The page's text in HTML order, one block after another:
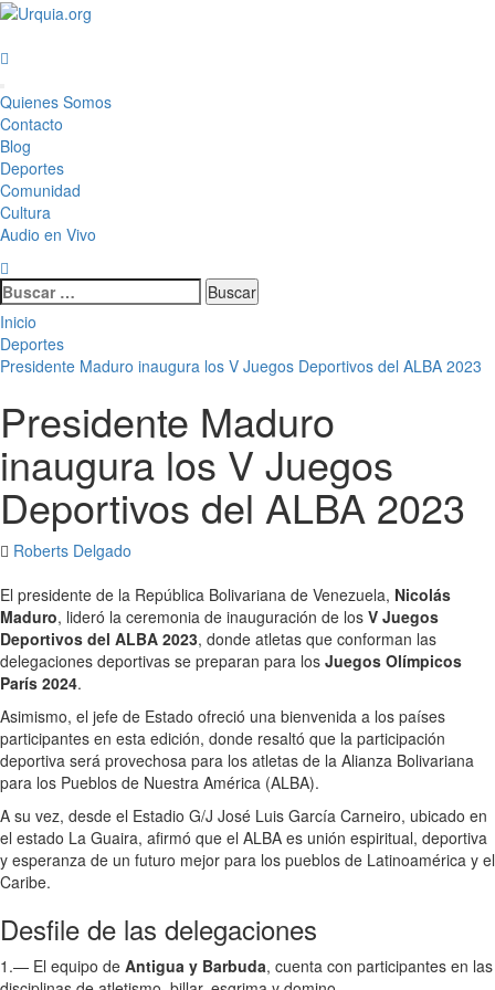
Saltar
contenido
Menú
principal
Quienes Somos
Contacto
Blog
Deportes
Comunidad
Cultura
Audio en Vivo
Buscar:
Inicio
Deportes
Presidente Maduro inaugura los V Juegos Deportivos del ALBA 2023
Presidente Maduro
inaugura los V Juegos
Deportivos del ALBA 2023
Roberts Delgado
El presidente de la República Bolivariana de Venezuela, Nicolás
Maduro, lideró la ceremonia de inauguración de los V Juegos
Deportivos del ALBA 2023, donde atletas que conforman las
delegaciones deportivas se preparan para los Juegos Olímpicos
París 2024.
Asimismo, el jefe de Estado ofreció una bienvenida a los países
participantes en esta edición, donde resaltó que la participación
deportiva será provechosa para los atletas de la Alianza Bolivariana
para los Pueblos de Nuestra América (ALBA).
A su vez, desde el Estadio G/J José Luis García Carneiro, ubicado en
el estado La Guaira, afirmó que el ALBA es unión espiritual, deportiva
y esperanza de un futuro mejor para los pueblos de Latinoamérica y el
Caribe.
Desfile de las delegaciones
1.— El equipo de Antigua y Barbuda, cuenta con participantes en las